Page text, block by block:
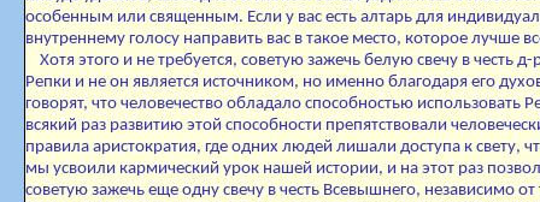
особенным или священным. Если у вас есть алтарь для
внутреннему голосу направить вас в такое место, которое лучше
Хотя этого и не требуется, советую зажечь белую свечу в честь
Репки и не он является источником, но именно благодаря его
говорят, что человечество обладало способностью
всякий раз развитию этой способности препятствовали
правила аристократия, где одних людей лишали доступа к свету,
мы усвоили кармический урок нашей истории, и на этот раз
советую зажечь еще одну свечу в честь Всевышнего, независимо